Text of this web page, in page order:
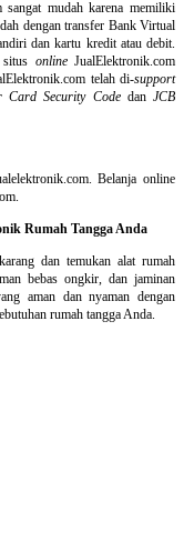
sangat mudah karena memiliki
dengan transfer Bank Virtual
dan kartu kredit atau debit.
onlineJualElektronik.com
telah di-support
Card Security Codedan JCB
Belanja online
Rumah Tangga Anda
dan temukan alat rumah
bebas ongkir, dan jaminan
aman dan nyaman dengan
rumah tangga Anda.